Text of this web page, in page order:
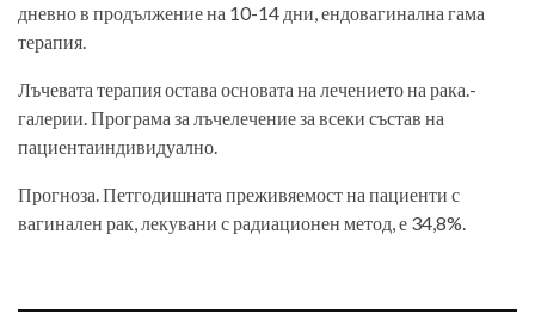
дневно в продължение на 10-14 дни, ендовагинална гама
терапия.
Лъчевата терапия остава основата на лечението на рака.­
галерии. Програма за лъчелечение за всеки състав на
пациента­индивидуално.
Прогноза. Петгодишната преживяемост на пациенти с
вагинален рак, лекувани с радиационен метод, е 34,8%.